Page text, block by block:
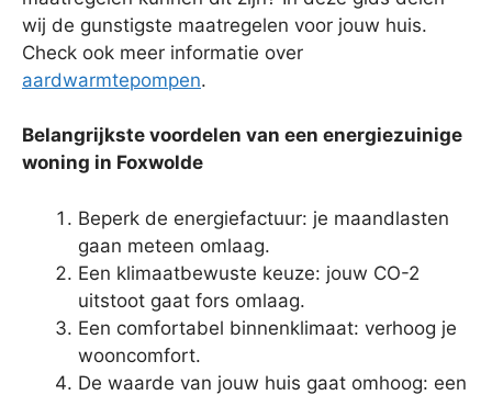
wij de gunstigste maatregelen voor jouw huis.
Check ook meer informatie over
aardwarmtepompen.
Belangrijkste voordelen van een energiezuinige
woning in Foxwolde
Beperk de energiefactuur: je maandlasten
gaan meteen omlaag.
Een klimaatbewuste keuze: jouw CO-2
uitstoot gaat fors omlaag.
Een comfortabel binnenklimaat: verhoog je
wooncomfort.
De waarde van jouw huis gaat omhoog: een